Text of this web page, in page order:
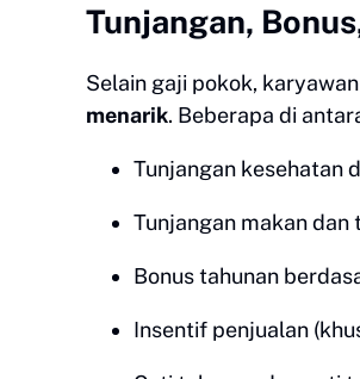
Tunjangan,
Selain gaji pokok,
menarik. Beberapa di
Tunjangan kesehatan
Tunjangan makan dan
Bonus tahunan
Insentif penjualan